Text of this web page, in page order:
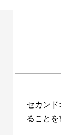
セカン
ることを